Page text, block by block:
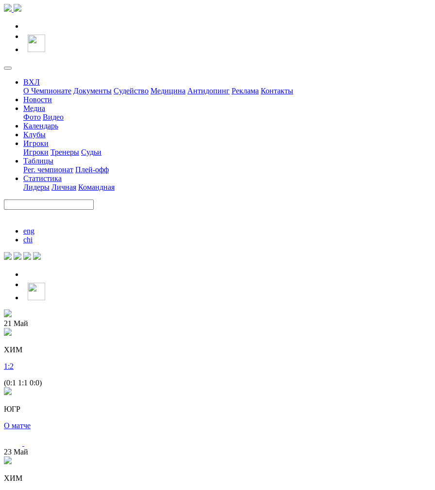
ВХЛ
О Чемпионате Документы Судейство Медицина Антидопинг Реклама Контакты
Новости
Медиа
Фото Видео
Календарь
Клубы
Игроки
Игроки Тренеры Судьи
Таблицы
Рег. чемпионат Плей-офф
Статистика
Лидеры Личная Командная
eng
chi
21 Май
ХИМ
1 :2
(0:1 1:1 0:0)
ЮГР
О матче
23 Май
ХИМ